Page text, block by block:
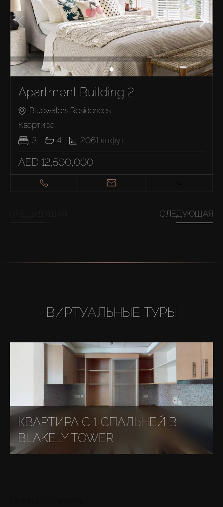
Apartment Building 2
Bluewaters Residences
Квартира
3
4 2061 кв.фут
AED 12,500,000
СЛЕДУЮЩАЯ
ВИРТУАЛЬНЫЕ ТУРЫ
КВАРТИРА С 1 СПАЛЬНЕЙ В
BLAKELY TOWER